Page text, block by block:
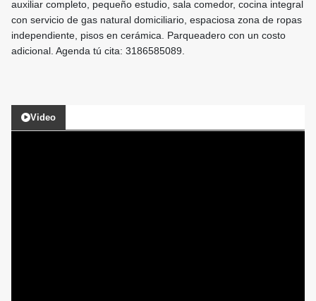
auxiliar completo, pequeño estudio, sala comedor, cocina integral
con servicio de gas natural domiciliario, espaciosa zona de ropas
independiente, pisos en cerámica. Parqueadero con un costo
adicional. Agenda tú cita: 3186585089.
Video